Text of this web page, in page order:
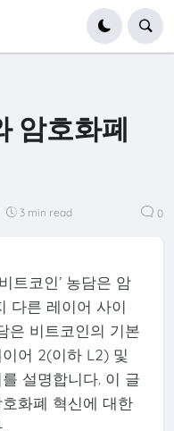
암호화폐
3 min read 0
트코인’ 농담은 암
다른 레이어 사이
은 비트코인의 기본
어 2(이하 L2) 및
설명합니다. 이 글
화폐 혁신에 대한